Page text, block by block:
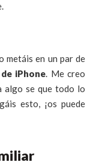
metáis en un par de
iPhone. Me creo
algo se que todo lo
esto, ¡os puede